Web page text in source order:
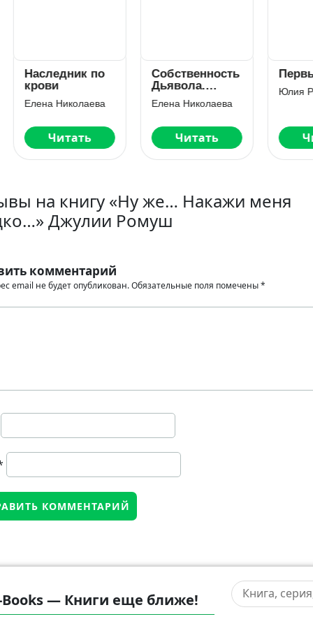
по
Николаева
Читать
Собственность
Дьявола.
Право на
Елена Николаева
Читать
Первый
Юлия Резник
Читать
на книгу «Ну же… Накажи меня
Джулии Ромуш
комментарий
email не будет опубликован.Обязательные поля помечены*
Books — Книги еще ближе!